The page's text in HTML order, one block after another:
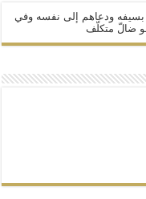
ودعاهم إلى نفسه وفي
ضالّ متكلّف